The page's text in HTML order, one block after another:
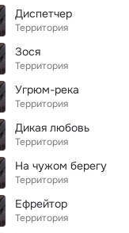
Диспетчер
Территория
Зося
Территория
Угрюм-река
Территория
Дикая любовь
Территория
На чужом берегу
Территория
Ефрейтор
Территория